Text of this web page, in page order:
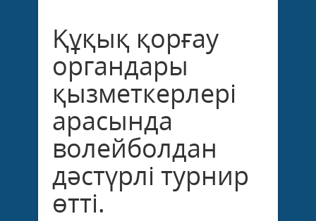
Құқық қорғау
органдары
қызметкерлері
арасында
волейболдан
дәстүрлі турнир
өтті.